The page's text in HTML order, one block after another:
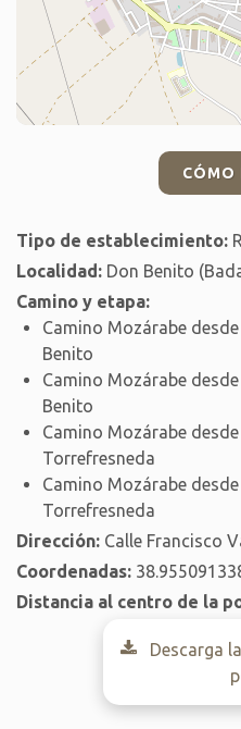
CÓMO
Tipo de establecimiento:
Localidad: Don Benito
Camino y etapa:
Camino Mozárabe
Benito
Camino Mozárabe
Benito
Camino Mozárabe
Torrefresneda
Camino Mozárabe
Torrefresneda
Dirección: Calle Francisco
Coordenadas:
Distancia al centro de la
Descarga